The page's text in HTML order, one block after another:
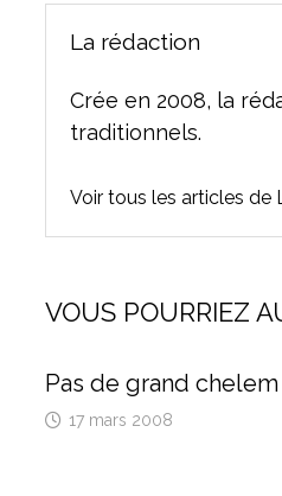
La rédaction
Crée en 2008, la
traditionnels.
Voir tous les articles de
VOUS POURRIEZ
Pas de grand
17 mars 2008